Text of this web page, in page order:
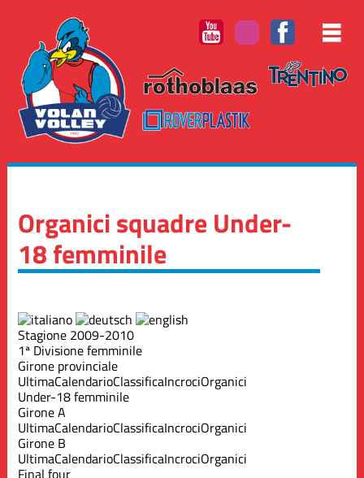
Organici squadre Under-
18 femminile
Stagione 2009-2010
1ª Divisione femminile
Girone provinciale
UltimaCalendarioClassificaIncrociOrganici
Under-18 femminile
Girone A
UltimaCalendarioClassificaIncrociOrganici
Girone B
UltimaCalendarioClassificaIncrociOrganici
Final four